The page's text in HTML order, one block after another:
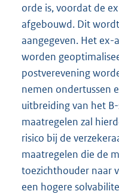
orde is, voordat de
afgebouwd. Dit
aangegeven. Het ex-
worden
postverevening
nemen ondertussen
uitbreiding van het
maatregelen zal
risico bij de
maatregelen die de
toezichthouder naar
een hogere